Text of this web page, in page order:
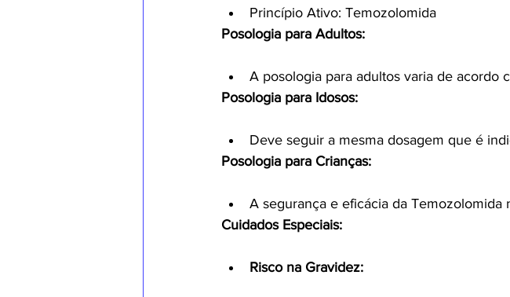
Princípio Ativo: Temozolomida
Posologia para Adultos:
A posologia para adultos varia de acordo
Posologia para Idosos:
Deve seguir a mesma dosagem que é
Posologia para Crianças:
A segurança e eficácia da Temozolomida
Cuidados Especiais:
Risco na Gravidez: